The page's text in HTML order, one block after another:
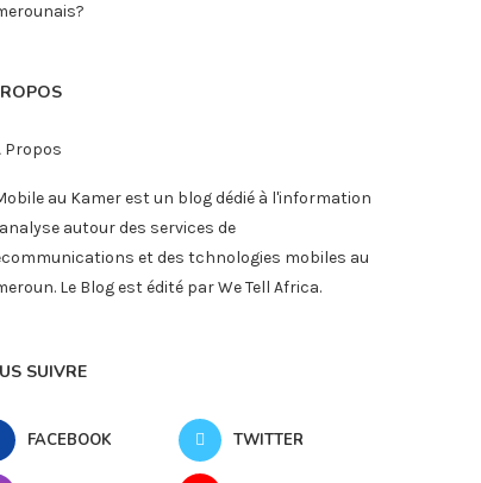
au Kamer est un blog dédié à l'information
autour des services de
et des tchnologies mobiles au
Le Blog est édité par We Tell Africa.
SUIVRE
FACEBOOK TWITTER